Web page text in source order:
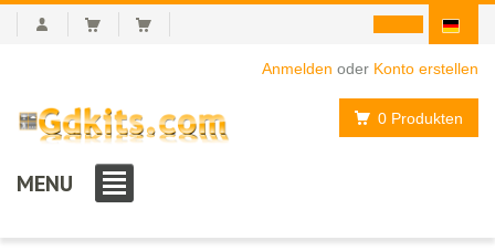
Anmelden oder Konto erstellen
0 Produkten
MENU